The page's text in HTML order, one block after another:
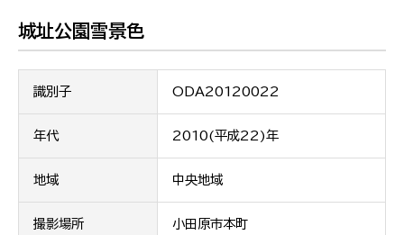
城址公園雪景色
識別子 ODA20120022
年代 2010(平成22)年
地域 中央地域
撮影場所 小田原市本町